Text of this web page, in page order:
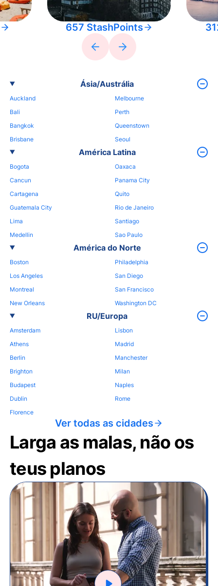
657 StashPoints
Ásia/Austrália
Auckland
Bali
Bangkok
Brisbane
Melbourne
Perth
Queenstown
Seoul
América Latina
Bogota
Cancun
Cartagena
Guatemala City
Lima
Medellin
Oaxaca
Panama City
Quito
Rio de Janeiro
Santiago
Sao Paulo
América do Norte
Boston
Los Angeles
Montreal
New Orleans
Philadelphia
San Diego
San Francisco
Washington DC
RU/Europa
Amsterdam
Athens
Berlin
Brighton
Budapest
Dublin
Florence
Lisbon
Madrid
Manchester
Milan
Naples
Rome
Ver todas as cidades
Larga as malas, não os
teus planos